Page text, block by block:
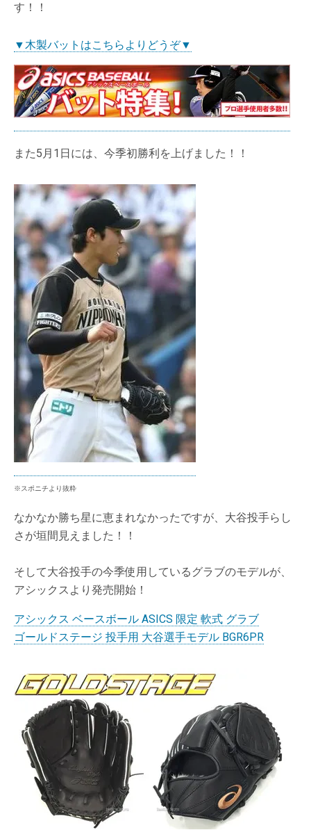
す！！
▼木製バットはこちらよりどうぞ▼
また5月1日には、今季初勝利を上げました！！
※スポニチより抜粋
なかなか勝ち星に恵まれなかったですが、大谷投手らし
さが垣間見えました！！
そして大谷投手の今季使用しているグラブのモデルが、
アシックスより発売開始！
アシックス ベースボール ASICS 限定 軟式 グラブ
ゴールドステージ 投手用 大谷選手モデル BGR6PR